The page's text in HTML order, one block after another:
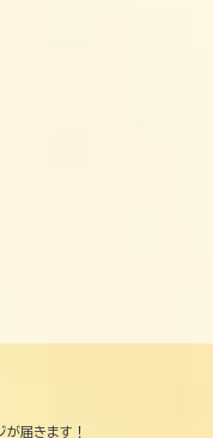
が届きます！